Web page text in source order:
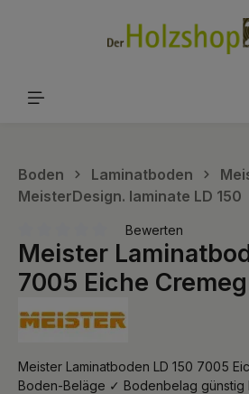
Boden Laminatboden
MeisterDesign. laminate LD 150
Durchschnittliche Bewertung von 0
Bewerten
Meister
7005 Eiche
Meister Laminatboden LD 150 7005
Boden-Beläge ✓ Bodenbelag günstig